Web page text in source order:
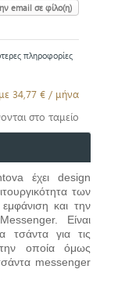
email σε φίλο(η)
πληροφορίες
34,77 € / μήνα
στο ταμείο
έχει design
των
και την
Είναι
τσάντα για τις
την οποία όμως
messenger